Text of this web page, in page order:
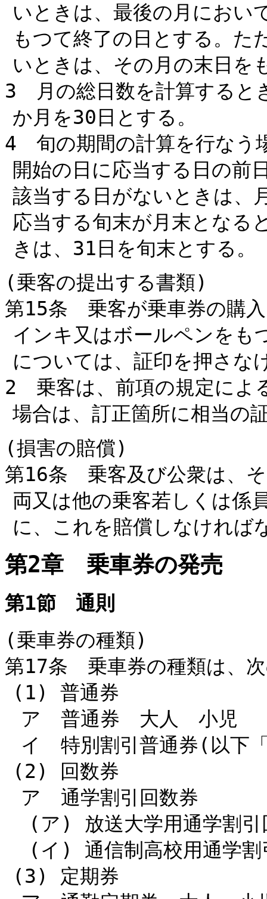
いときは、最後の月におい
もつて終了の日とする。た
いときは、その月の末日を
3 月の総日数を計算すると
か月を30日とする。
4 旬の期間の計算を行なう
開始の日に応当する日の前
該当する日がないときは、
応当する旬末が月末となる
きは、31日を旬末とする。
(乗客の提出する書類)
第15条 乗客が乗車券の購
インキ又はボールペンをも
については、証印を押さな
2 乗客は、前項の規定によ
場合は、訂正箇所に相当の
(損害の賠償)
第16条 乗客及び公衆は、
両又は他の乗客若しくは係
に、これを賠償しなければ
第2章 乗車券の発売
第1節 通則
(乗車券の種類)
第17条 乗車券の種類は、
(1) 普通券
ア 普通券 大人 小児
イ 特別割引普通券(以下
(2) 回数券
ア 通学割引回数券
(ア) 放送大学用通学割
(イ) 通信制高校用通学
(3) 定期券